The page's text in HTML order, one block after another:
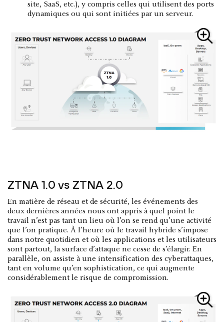
site, SaaS, etc.), y compris celles qui utilisent des ports
dynamiques ou qui sont initiées par un serveur.
ZTNA 1.0 vs ZTNA 2.0
En matière de réseau et de sécurité, les événements des
deux dernières années nous ont appris à quel point le
travail n’est pas tant un lieu où l’on se rend qu’une activité
que l’on pratique. À l’heure où le travail hybride s’impose
dans notre quotidien et où les applications et les utilisateurs
sont partout, la surface d’attaque ne cesse de s’élargir. En
parallèle, on assiste à une intensification des cyberattaques,
tant en volume qu’en sophistication, ce qui augmente
considérablement le risque de compromission.